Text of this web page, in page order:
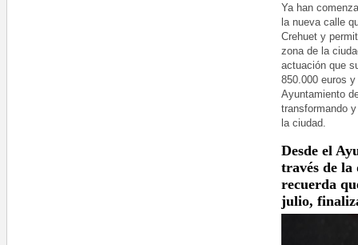
Ya han
la nueva calle
Crehuet y
zona de la
actuación que
850.000 euros
Ayuntamiento
transformando
la ciudad.
Desde el
través de la
recuerda
julio,